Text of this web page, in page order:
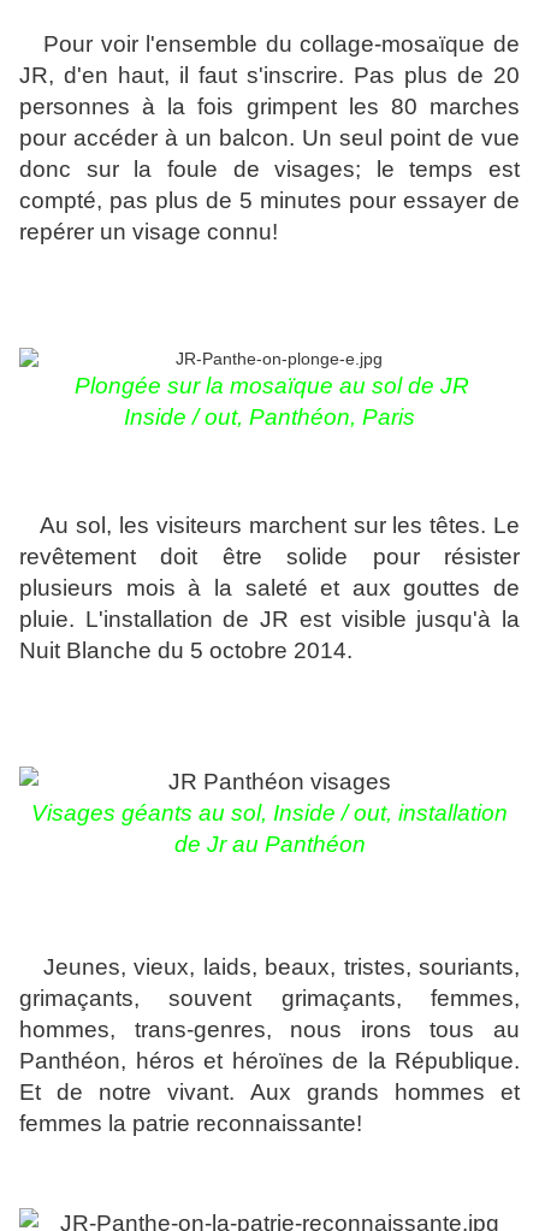
Pour voir l'ensemble du collage-mosaïque de
JR, d'en haut, il faut s'inscrire. Pas plus de 20
personnes à la fois grimpent les 80 marches
pour accéder à un balcon. Un seul point de vue
donc sur la foule de visages; le temps est
compté, pas plus de 5 minutes pour essayer de
repérer un visage connu!
Plongée sur la mosaïque au sol de JR
Inside / out, Panthéon, Paris
Au sol, les visiteurs marchent sur les têtes. Le
revêtement doit être solide pour résister
plusieurs mois à la saleté et aux gouttes de
pluie. L'installation de JR est visible jusqu'à la
Nuit Blanche du 5 octobre 2014.
Visages géants au sol, Inside / out, installation
de Jr au Panthéon
Jeunes, vieux, laids, beaux, tristes, souriants,
grimaçants, souvent grimaçants, femmes,
hommes, trans-genres, nous irons tous au
Panthéon, héros et héroïnes de la République.
Et de notre vivant. Aux grands hommes et
femmes la patrie reconnaissante!